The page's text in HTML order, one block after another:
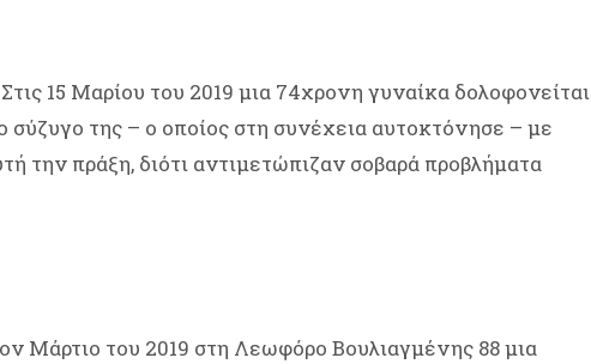
15 Μαρίου του 2019 μια 74χρονη γυναίκα δολοφονείται
της – ο οποίος στη συνέχεια αυτοκτόνησε – με
την πράξη, διότι αντιμετώπιζαν σοβαρά προβλήματα
Μάρτιο του 2019 στη Λεωφόρο Βουλιαγμένης 88 μια